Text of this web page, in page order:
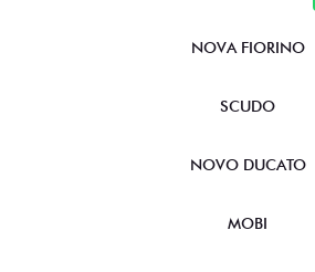
NOVA FIORINO
SCUDO
NOVO DUCATO
MOBI